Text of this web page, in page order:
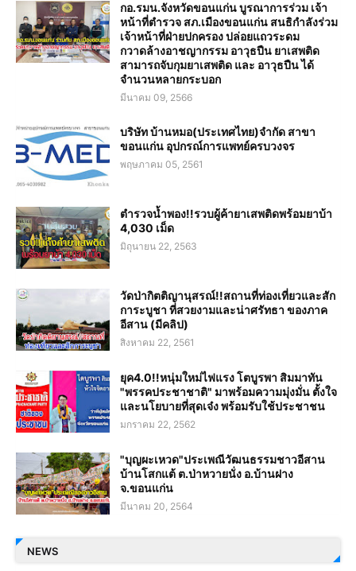
กอ.รมน.จังหวัดขอนแก่น บูรณาการร่วม เจ้า
หน้าที่ตำรวจ สภ.เมืองขอนแก่น สนธิกำลังร่วม
เจ้าหน้าที่ฝ่ายปกครอง ปล่อยแถวระดม
กวาดล้างอาชญากรรม อาวุธปืน ยาเสพติด
สามารถจับกุมยาเสพติด และ อาวุธปืน ได้
จำนวนหลายกระบอก
มีนาคม 09, 2566
บริษัท บ้านหมอ(ประเทศไทย)จำกัด สาขา
ขอนแก่น อุปกรณ์การแพทย์ครบวงจร
พฤษภาคม 05, 2561
ตำรวจน้ำพอง!!รวบผู้ค้ายาเสพติดพร้อมยาบ้า
4,030 เม็ด
มิถุนายน 22, 2563
วัดป่ากิตติญานุสรณ์!!สถานที่ท่องเที่ยวและสัก
การะบูชา ที่สวยงามและน่าศรัทธา ของภาค
อีสาน (มีคลิป)
สิงหาคม 22, 2561
ยุค4.0!!หนุ่มใหม่ไฟแรง โตบูรพา สิมมาทัน
"พรรคประชาชาติ" มาพร้อมความมุ่งมั่น ตั้งใจ
และนโยบายที่สุดเจ๋ง พร้อมรับใช้ประชาชน
มกราคม 22, 2562
"บุญผะเหวด"ประเพณีวัฒนธรรมชาวอีสาน
บ้านโสกแต้ ต.ป่าหวายนั่ง อ.บ้านฝาง
จ.ขอนแก่น
มีนาคม 20, 2564
NEWS